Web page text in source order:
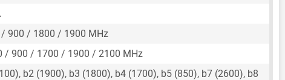
/ 900 / 1800 / 1900 MHz
/ 900 / 1700 / 1900 / 2100 MHz
b2 (1900), b3 (1800), b4 (1700), b5 (850), b7 (2600), b8